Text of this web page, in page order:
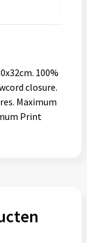
100%
closure.
Maximum
Print